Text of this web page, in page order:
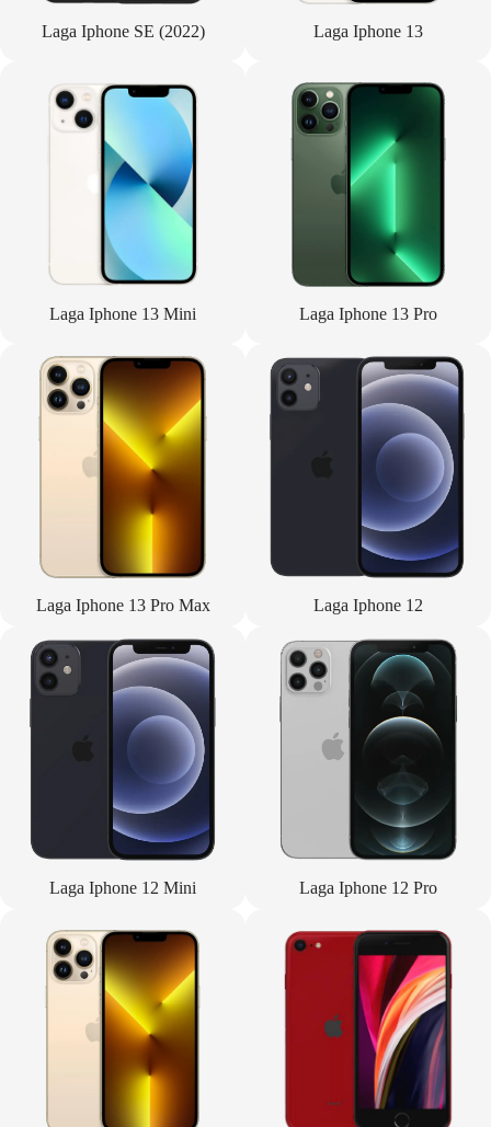
Laga Iphone SE (2022) Laga Iphone 13
Laga Iphone 13 Mini Laga Iphone 13 Pro
Laga Iphone 13 Pro Max Laga Iphone 12
Laga Iphone 12 Mini Laga Iphone 12 Pro